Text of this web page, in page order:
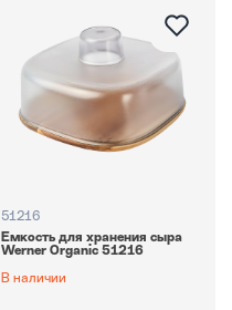
51216
Емкость для хранения сыра
Werner Organic 51216
В наличии